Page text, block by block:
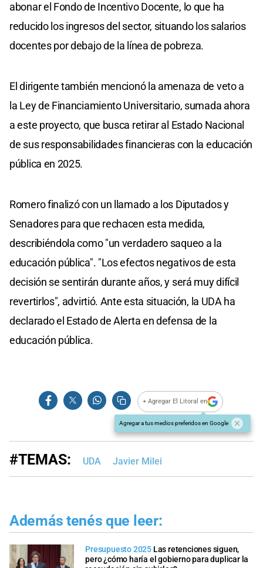
abonar el Fondo de Incentivo Docente, lo que ha
reducido los ingresos del sector, situando los salarios
docentes por debajo de la línea de pobreza.
El dirigente también mencionó la amenaza de veto a
la Ley de Financiamiento Universitario, sumada ahora
a este proyecto, que busca retirar al Estado Nacional
de sus responsabilidades financieras con la educación
pública en 2025.
Romero finalizó con un llamado a los Diputados y
Senadores para que rechacen esta medida,
describiéndola como "un verdadero saqueo a la
educación pública". "Los efectos negativos de esta
decisión se sentirán durante años, y será muy difícil
revertirlos", advirtió. Ante esta situación, la UDA ha
declarado el Estado de Alerta en defensa de la
educación pública.
+ Agregar El Litoral en
Agregar a tus medios preferidos en Google
#TEMAS: UDA Javier Milei
Además tenés que leer:
Presupuesto 2025 Las retenciones siguen,
pero ¿cómo haría el gobierno para duplicar la